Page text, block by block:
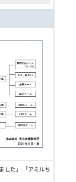
した」
「アミルち